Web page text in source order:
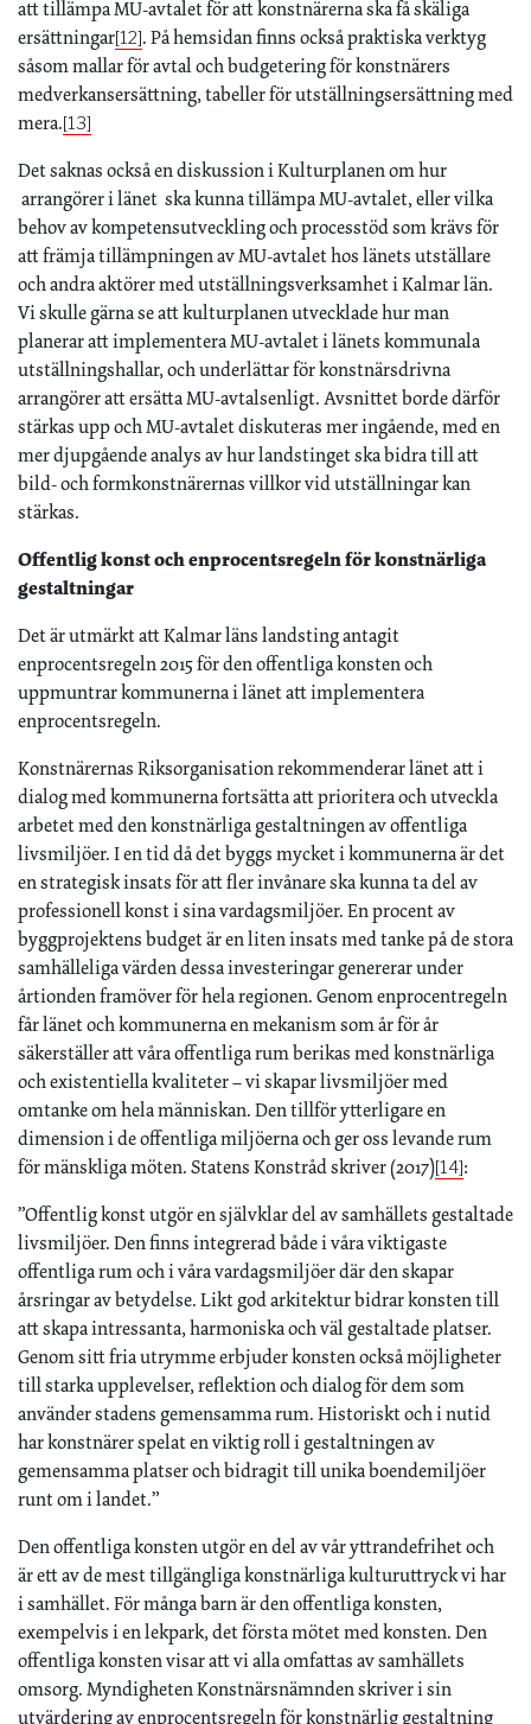
att tillämpa MU-avtalet för att konstnärerna ska få skäliga
ersättningar[12]. På hemsidan finns också praktiska verktyg
såsom mallar för avtal och budgetering för konstnärers
medverkansersättning, tabeller för utställningsersättning med
mera.[13]
Det saknas också en diskussion i Kulturplanen om hur
arrangörer i länet ska kunna tillämpa MU-avtalet, eller vilka
behov av kompetensutveckling och processtöd som krävs för
att främja tillämpningen av MU-avtalet hos länets utställare
och andra aktörer med utställningsverksamhet i Kalmar län.
Vi skulle gärna se att kulturplanen utvecklade hur man
planerar att implementera MU-avtalet i länets kommunala
utställningshallar, och underlättar för konstnärsdrivna
arrangörer att ersätta MU-avtalsenligt. Avsnittet borde därför
stärkas upp och MU-avtalet diskuteras mer ingående, med en
mer djupgående analys av hur landstinget ska bidra till att
bild- och formkonstnärernas villkor vid utställningar kan
stärkas.
Offentlig konst och enprocentsregeln för konstnärliga
gestaltningar
Det är utmärkt att Kalmar läns landsting antagit
enprocentsregeln 2015 för den offentliga konsten och
uppmuntrar kommunerna i länet att implementera
enprocentsregeln.
Konstnärernas Riksorganisation rekommenderar länet att i
dialog med kommunerna fortsätta att prioritera och utveckla
arbetet med den konstnärliga gestaltningen av offentliga
livsmiljöer. I en tid då det byggs mycket i kommunerna är det
en strategisk insats för att fler invånare ska kunna ta del av
professionell konst i sina vardagsmiljöer. En procent av
byggprojektens budget är en liten insats med tanke på de stora
samhälleliga värden dessa investeringar genererar under
årtionden framöver för hela regionen. Genom enprocentregeln
får länet och kommunerna en mekanism som år för år
säkerställer att våra offentliga rum berikas med konstnärliga
och existentiella kvaliteter – vi skapar livsmiljöer med
omtanke om hela människan. Den tillför ytterligare en
dimension i de offentliga miljöerna och ger oss levande rum
för mänskliga möten. Statens Konstråd skriver (2017)[14]:
”Offentlig konst utgör en självklar del av samhällets gestaltade
livsmiljöer. Den finns integrerad både i våra viktigaste
offentliga rum och i våra vardagsmiljöer där den skapar
årsringar av betydelse. Likt god arkitektur bidrar konsten till
att skapa intressanta, harmoniska och väl gestaltade platser.
Genom sitt fria utrymme erbjuder konsten också möjligheter
till starka upplevelser, reflektion och dialog för dem som
använder stadens gemensamma rum. Historiskt och i nutid
har konstnärer spelat en viktig roll i gestaltningen av
gemensamma platser och bidragit till unika boendemiljöer
runt om i landet.”
Den offentliga konsten utgör en del av vår yttrandefrihet och
är ett av de mest tillgängliga konstnärliga kulturuttryck vi har
i samhället. För många barn är den offentliga konsten,
exempelvis i en lekpark, det första mötet med konsten. Den
offentliga konsten visar att vi alla omfattas av samhällets
omsorg. Myndigheten Konstnärsnämnden skriver i sin
utvärdering av enprocentsregeln för konstnärlig gestaltning